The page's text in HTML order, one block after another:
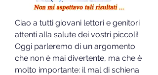
Ciao a tutti giovani lettori e genitori
attenti alla salute dei vostri piccoli!
Oggi parleremo di un argomento
che non è mai divertente, ma che è
molto importante: il mal di schiena